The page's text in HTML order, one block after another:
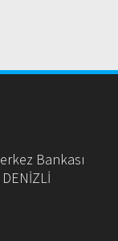
Bankası